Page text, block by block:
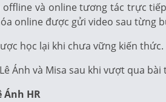
và online tương tác trực
online được gửi video sau
học lại khi chưa vững kiến thức.
Ánh và Misa sau khi vượt qua bài
Ánh HR